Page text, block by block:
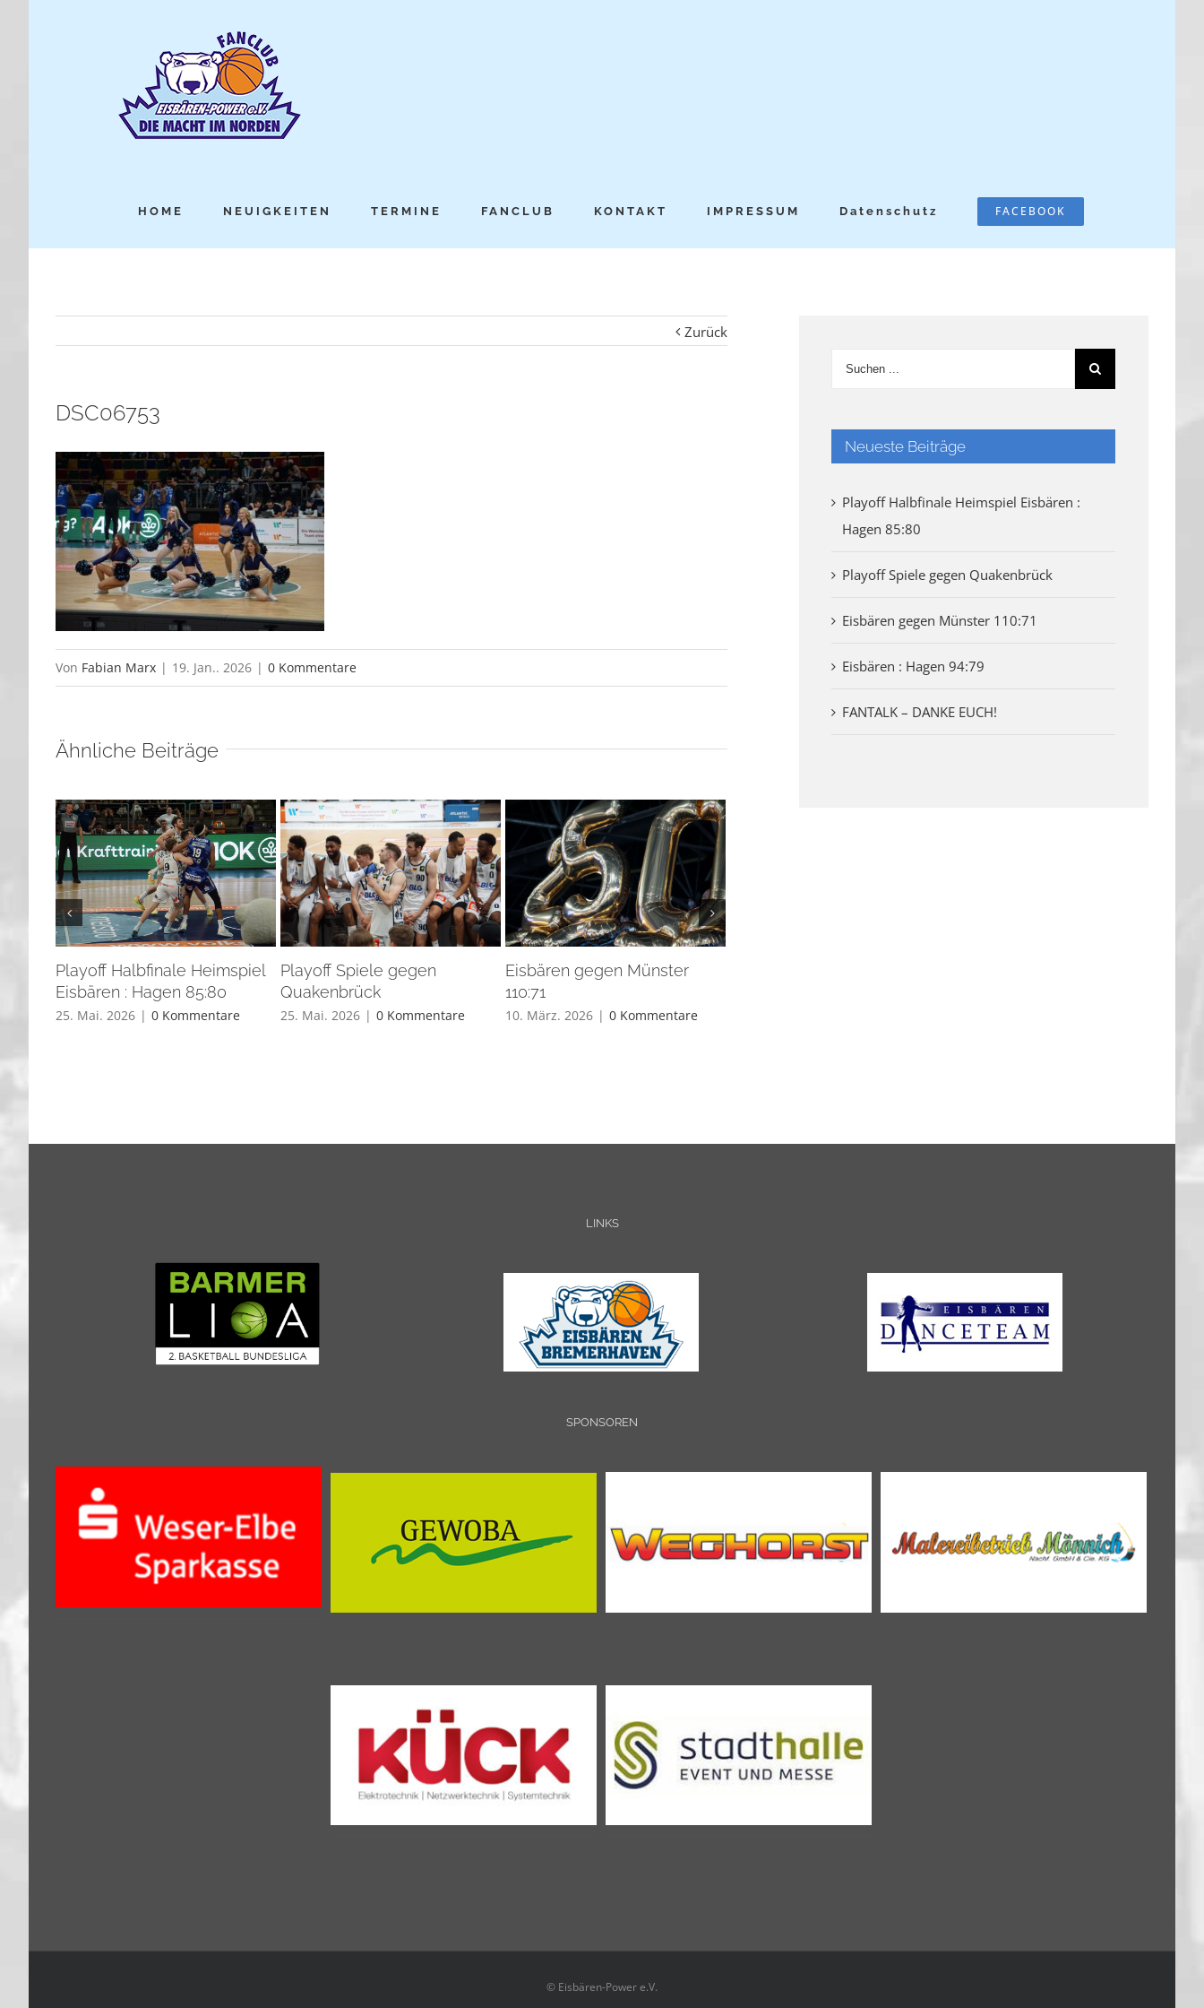
HOME NEUIGKEITEN TERMINE FANCLUB KONTAKT IMPRESSUM Datenschutz FACEBOOK
Zurück
DSC06753
Von Fabian Marx | 19. Jan.. 2026 | 0 Kommentare
Ähnliche Beiträge
Playoff Halbfinale Heimspiel
Eisbären : Hagen 85:80
25. Mai. 2026 | 0 Kommentare
Playoff Spiele gegen
Quakenbrück
25. Mai. 2026 | 0 Kommentare
Eisbären gegen Münster
110:71
10. März. 2026 | 0 Kommentare
Neueste Beiträge
Playoff Halbfinale Heimspiel Eisbären :
Hagen 85:80
Playoff Spiele gegen Quakenbrück
Eisbären gegen Münster 110:71
Eisbären : Hagen 94:79
FANTALK – DANKE EUCH!
LINKS
SPONSOREN
© Eisbären-Power e.V.